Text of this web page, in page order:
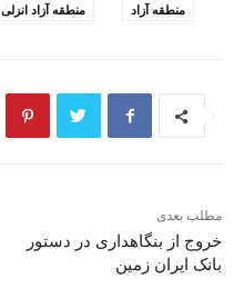
منطقه آزاد
منطقه آزاد انزلی
مطلب بعدی
خروج از بنگاهداری در دستور
بانک ایران زمین